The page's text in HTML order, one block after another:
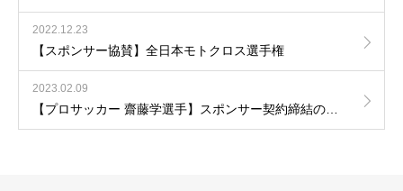
2022.12.23
【スポンサー協賛】全日本モトクロス選手権
2023.02.09